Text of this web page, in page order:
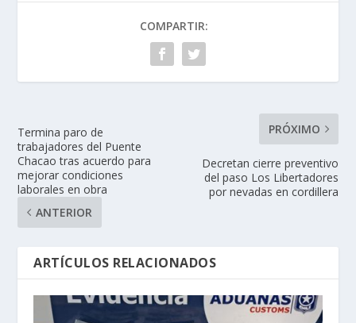
COMPARTIR:
Termina paro de
trabajadores del Puente
Chacao tras acuerdo para
mejorar condiciones
laborales en obra
ANTERIOR
PRÓXIMO
Decretan cierre preventivo
del paso Los Libertadores
por nevadas en cordillera
ARTÍCULOS RELACIONADOS